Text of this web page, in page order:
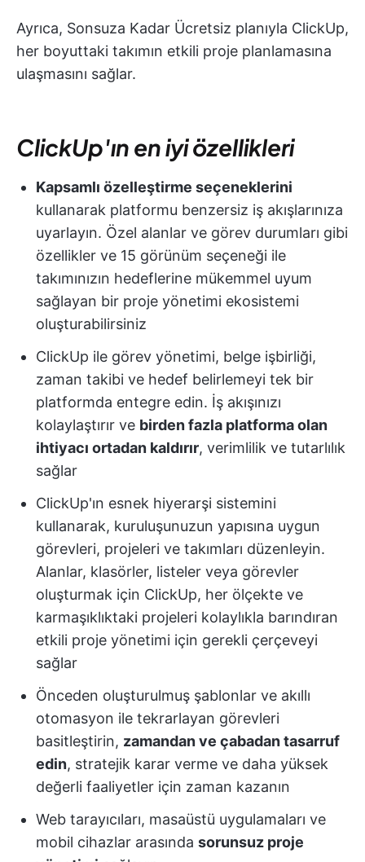
Ayrıca, Sonsuza Kadar Ücretsiz planıyla ClickUp,
her boyuttaki takımın etkili proje planlamasına
ulaşmasını sağlar.
ClickUp'ın en iyi özellikleri
Kapsamlı özelleştirme seçeneklerini
kullanarak platformu benzersiz iş akışlarınıza
uyarlayın. Özel alanlar ve görev durumları gibi
özellikler ve 15 görünüm seçeneği ile
takımınızın hedeflerine mükemmel uyum
sağlayan bir proje yönetimi ekosistemi
oluşturabilirsiniz
ClickUp ile görev yönetimi, belge işbirliği,
zaman takibi ve hedef belirlemeyi tek bir
platformda entegre edin. İş akışınızı
kolaylaştırır ve birden fazla platforma olan
ihtiyacı ortadan kaldırır, verimlilik ve tutarlılık
sağlar
ClickUp'ın esnek hiyerarşi sistemini
kullanarak, kuruluşunuzun yapısına uygun
görevleri, projeleri ve takımları düzenleyin.
Alanlar, klasörler, listeler veya görevler
oluşturmak için ClickUp, her ölçekte ve
karmaşıklıktaki projeleri kolaylıkla barındıran
etkili proje yönetimi için gerekli çerçeveyi
sağlar
Önceden oluşturulmuş şablonlar ve akıllı
otomasyon ile tekrarlayan görevleri
basitleştirin, zamandan ve çabadan tasarruf
edin, stratejik karar verme ve daha yüksek
değerli faaliyetler için zaman kazanın
Web tarayıcıları, masaüstü uygulamaları ve
mobil cihazlar arasında sorunsuz proje